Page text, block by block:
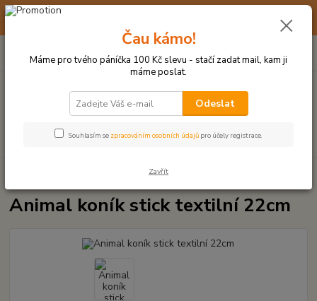
☀️ 10. - 14. SRPNA 2026 MÁME DOVOLENOU ☀️ OBJEDNÁVKY
Hledat
po–pá: 9–17 hod.
za0 Kč
PLYŠOVÉ A TEXTILNÍ HRAČKY
Animal koník stick textilní 22cm
Čau kámo!
Máme pro tvého páníčka 100 Kč slevu - stačí zadat mail, kam ji
máme poslat.
Odeslat
Souhlasím se zpracováním osobních údajů pro účely registrace.
Zavřít